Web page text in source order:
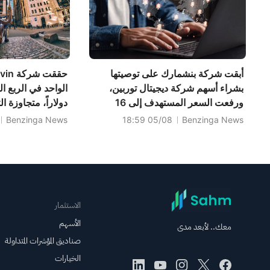
(CRWV) بتصنيف
"زيادة الوزن" وهدف
أبقت شركة بنشمارك على توصيتها
بشراء أسهم شركة ديجيتال توربين،
ورفعت السعر المستهدف إلى 16
دولارًا.
Benzinga News
05/08 18:59
Benzinga News
معك.. لأبعد مدى
الاستثمار
الأسهم
صناديق المؤشرات المتداولة
الخيارات